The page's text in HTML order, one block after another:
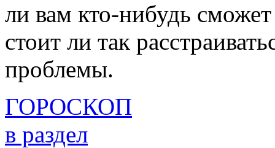
ли вам кто-нибудь
стоит ли так
проблемы.
ГОРОСКОП
в раздел